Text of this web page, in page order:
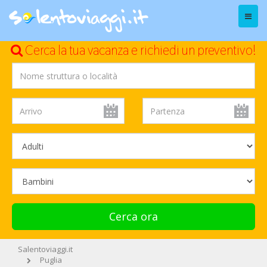
Menu
Cerca la tua vacanza e richiedi un preventivo!
Cerca ora
Salentoviaggi.it
Puglia